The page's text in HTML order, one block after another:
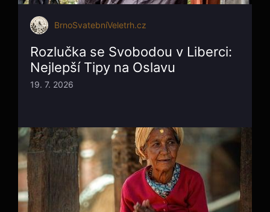
BrnoSvatebníVeletrh.cz
Rozlučka se Svobodou v Liberci:
Nejlepší Tipy na Oslavu
19. 7. 2026